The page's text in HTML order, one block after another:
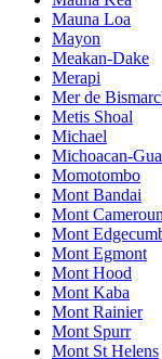
Mauna Loa
Mayon
Meakan-Dake
Merapi
Mer de
Metis Shoal
Michael
Michoacan-
Momotombo
Mont Bandai
Mont
Mont
Mont Egmont
Mont Hood
Mont Kaba
Mont Rainier
Mont Spurr
Mont St Helens